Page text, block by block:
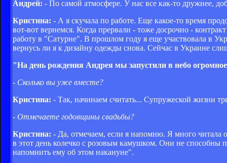
Андрей: - По самой атмосфере. У нас все как-то дружнее,
Кристина: - А я скучала по работе. Еще какое-то время
вот-вот вернемся. Когда прервали - тоже досрочно -
работу в "Сатурне". В прошлом году я еще участвовала в
вернусь ли я к дизайну одежды снова. Сейчас в Украине
"На день рождения Андрея мы запустили в небо
- Сколько вы уже вместе?
Кристина: - Так, начинаем считать... Супружеской жизни
- Отмечаете годовщины свадьбы?
Кристина: - Да, отмечаем, если я напомню. Я много
в этот день колечко с розовым камушком. Они не способны
напомнить ему об этом накануне".